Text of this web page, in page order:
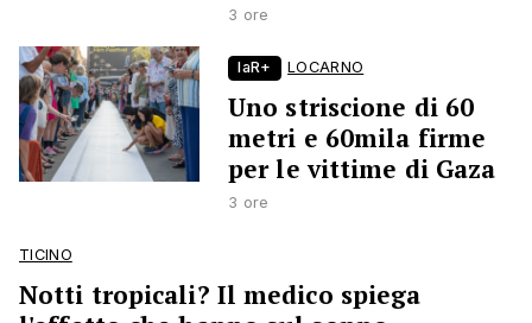
3 ore
laR+ LOCARNO
Uno striscione di 60
metri e 60mila firme
per le vittime di Gaza
3 ore
TICINO
Notti tropicali? Il medico spiega